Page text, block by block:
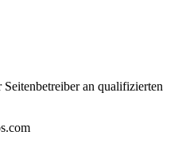
an qualifizierten